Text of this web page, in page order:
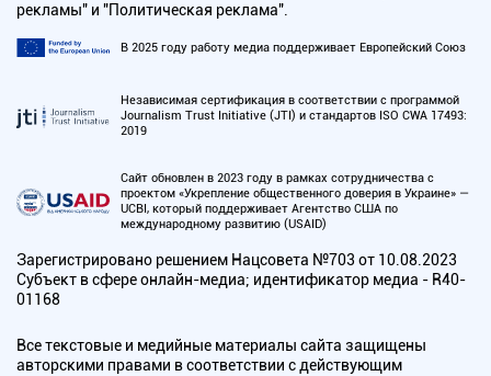
рекламы" и "Политическая реклама".
В 2025 году работу медиа поддерживает Европейский Союз
Независимая сертификация в соответствии с программой
Journalism Trust Initiative (JTI) и стандартов ISO CWA 17493:
2019
Сайт обновлен в 2023 году в рамках сотрудничества с
проектом «Укрепление общественного доверия в Украине» —
UCBI, который поддерживает Агентство США по
международному развитию (USAID)
Зарегистрировано решением Нацсовета №703 от 10.08.2023
Субъект в сфере онлайн-медиа; идентификатор медиа - R40-
01168
Все текстовые и медийные материалы сайта защищены
авторскими правами в соответствии с действующим